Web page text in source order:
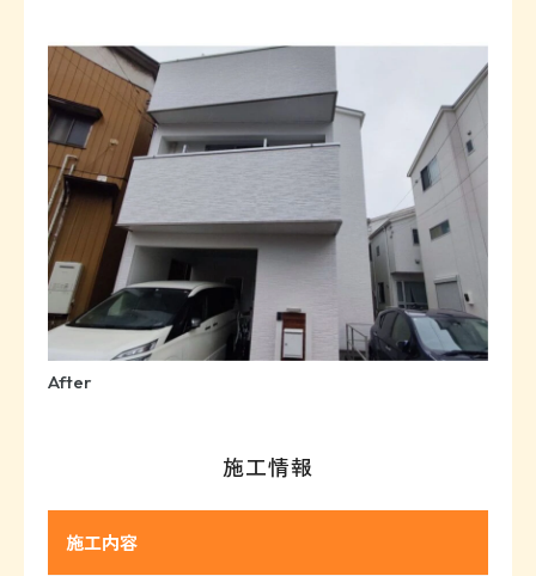
After
施工情報
施工内容